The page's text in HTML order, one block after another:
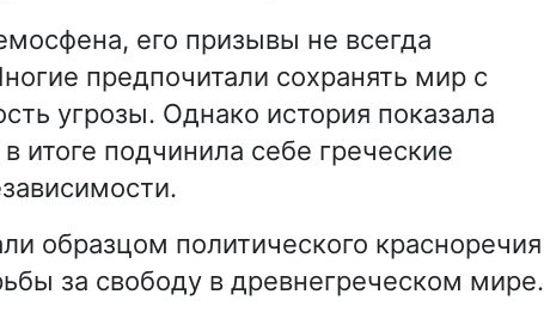
его призывы не всегда
предпочитали сохранять мир с
угрозы. Однако история показала
итоге подчинила себе греческие
образцом политического красноречия
за свободу в древнегреческом мире.